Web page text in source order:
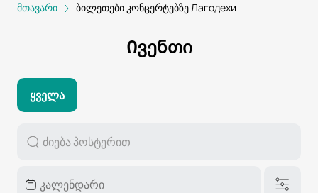
მთავარი ბილეთები კონცერტებზე Лагодехи
Ივენთი
Ყველა